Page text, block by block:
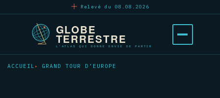
Relevé du 08.08.2026
Ouvrir
le
ACCUEIL GRAND TOUR D’EUROPE